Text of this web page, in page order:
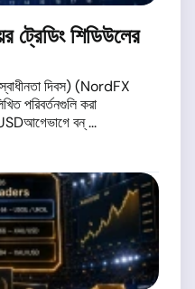
ট্রেডিং শিডিউলের
দিবস) (NordFX
পরিবর্তনগুলি করা
বন্ ...